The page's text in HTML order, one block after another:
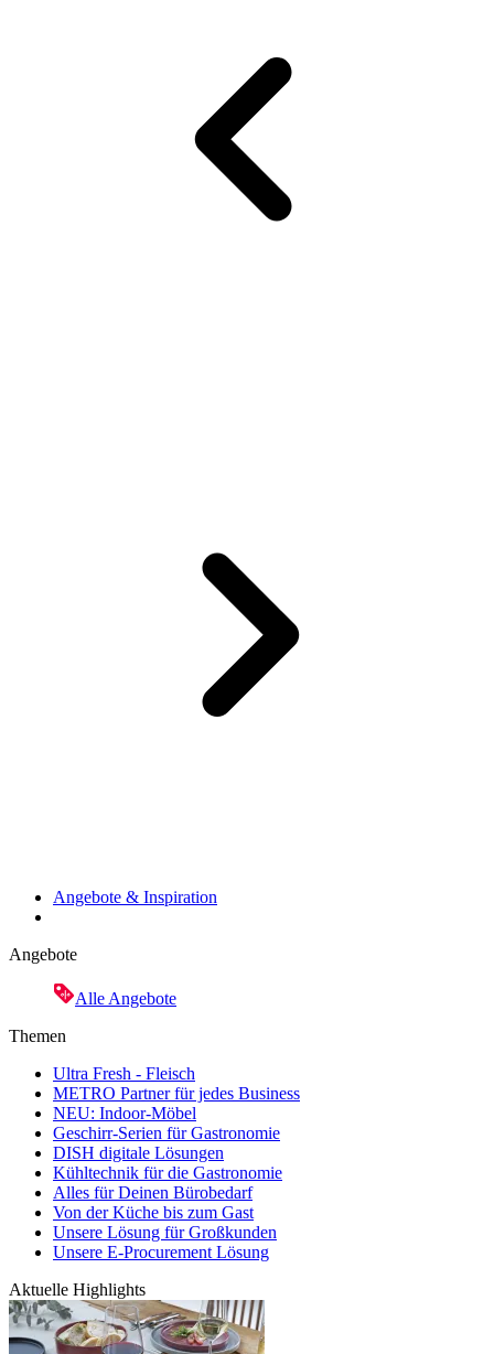
Angebote & Inspiration
Angebote
Alle Angebote
Themen
Ultra Fresh - Fleisch
METRO Partner für jedes Business
NEU: Indoor-Möbel
Geschirr-Serien für Gastronomie
DISH digitale Lösungen
Kühltechnik für die Gastronomie
Alles für Deinen Bürobedarf
Von der Küche bis zum Gast
Unsere Lösung für Großkunden
Unsere E-Procurement Lösung
Aktuelle Highlights